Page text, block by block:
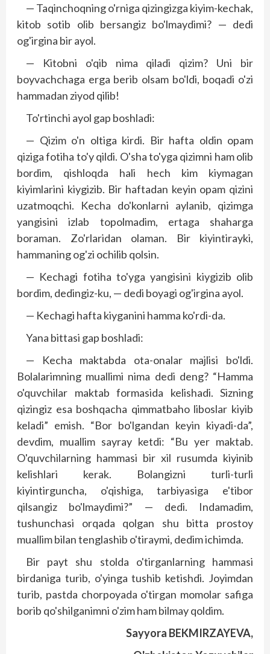
— Taqinchoqning o'rniga qizingizga kiyim-kechak,
kitob sotib olib bersangiz bo'lmaydimi? — dedi
og'irgina bir ayol.
— Kitobni o'qib nima qiladi qizim? Uni bir
boyvachchaga erga berib olsam bo'ldi, boqadi o'zi
hammadan ziyod qilib!
To'rtinchi ayol gap boshladi:
— Qizim o'n oltiga kirdi. Bir hafta oldin opam
qiziga fotiha to'y qildi. O'sha to'yga qizimni ham olib
bordim, qishloqda hali hech kim kiymagan
kiyimlarini kiygizib. Bir haftadan keyin opam qizini
uzatmoqchi. Kecha do'konlarni aylanib, qizimga
yangisini izlab topolmadim, ertaga shaharga
boraman. Zo'rlaridan olaman. Bir kiyintirayki,
hammaning og'zi ochilib qolsin.
— Kechagi fotiha to'yga yangisini kiygizib olib
bordim, dedingiz-ku, — dedi boyagi og'irgina ayol.
— Kechagi hafta kiyganini hamma ko'rdi-da.
Yana bittasi gap boshladi:
— Kecha maktabda ota-onalar majlisi bo'ldi.
Bolalarimning muallimi nima dedi deng? “Hamma
o'quvchilar maktab formasida kelishadi. Sizning
qizingiz esa boshqacha qimmatbaho liboslar kiyib
keladi” emish. “Bor bo'lgandan keyin kiyadi-da”,
devdim, muallim sayray ketdi: “Bu yer maktab.
O'quvchilarning hammasi bir xil rusumda kiyinib
kelishlari kerak. Bolangizni turli-turli
kiyintirguncha, o'qishiga, tarbiyasiga e'tibor
qilsangiz bo'lmaydimi?” — dedi. Indamadim,
tushunchasi orqada qolgan shu bitta prostoy
muallim bilan tenglashib o'tiraymi, dedim ichimda.
Bir payt shu stolda o'tirganlarning hammasi
birdaniga turib, o'yinga tushib ketishdi. Joyimdan
turib, pastda chorpoyada o'tirgan momolar safiga
borib qo'shilganimni o'zim ham bilmay qoldim.
Sayyora BEKMIRZAYEVA,